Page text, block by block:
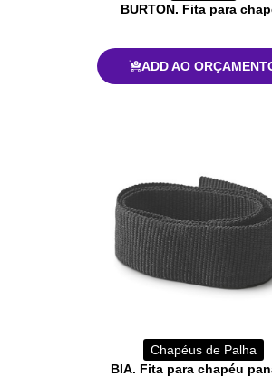
BURTON. Fita para
ADD AO
Chapéus de Palha
BIA. Fita para chapéu